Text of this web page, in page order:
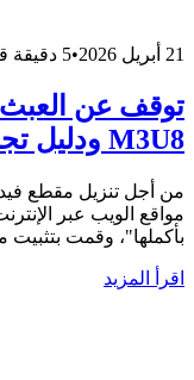
21 أبريل 2026 •5 دقيقة قراءة
M3U8 ودليل تجنب الأخطاء
من أجل تنزيل مقطع
مواقع الويب عبر
بأكملها"، وقمت
اقرأ المزيد